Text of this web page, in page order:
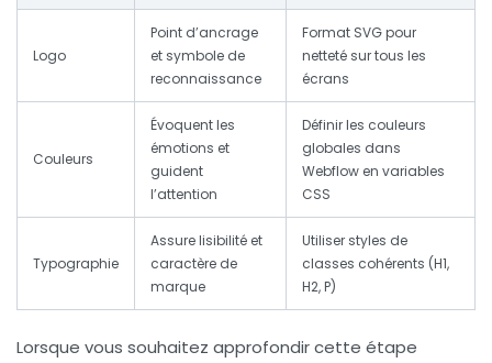
Logo
Point d’ancrage
et symbole de
reconnaissance
Format SVG pour
netteté sur tous les
écrans
Couleurs
Évoquent les
émotions et
guident
l’attention
Définir les couleurs
globales dans
Webflow en variables
CSS
Typographie
Assure lisibilité et
caractère de
marque
Utiliser styles de
classes cohérents (H1,
H2, P)
Lorsque vous souhaitez approfondir cette étape